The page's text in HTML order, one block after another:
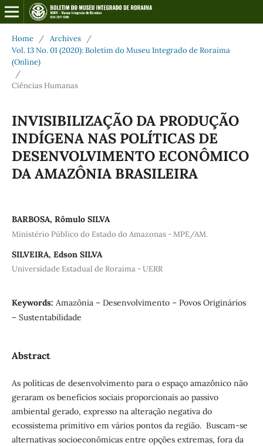
Home / Archives
/
Vol. 13 No. 01 (2020): Boletim do Museu Integrado de Roraima
(Online)
/
Ciências Humanas
INVISIBILIZAÇÃO DA PRODUÇÃO
INDÍGENA NAS POLÍTICAS DE
DESENVOLVIMENTO ECONÔMICO
DA AMAZÔNIA BRASILEIRA
BARBOSA, Rômulo SILVA
Ministério Público do Estado do Amazonas - MPE/AM.
SILVEIRA, Edson SILVA
Universidade Estadual de Roraima - UERR
Keywords: Amazônia – Desenvolvimento – Povos Originários
– Sustentabilidade
Abstract
As políticas de desenvolvimento para o espaço amazônico não
geraram os benefícios sociais proporcionais ao passivo
ambiental gerado, expresso na alteração negativa do
ecossistema primitivo em vários pontos da região. Buscam-se
alternativas socioeconômicas entre opções extremas, fora da